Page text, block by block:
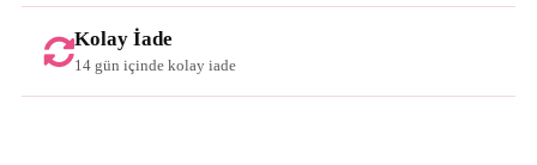
Kolay İade
14 gün içinde kolay iade